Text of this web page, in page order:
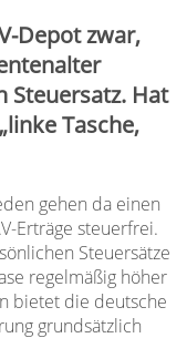
Depot zwar,
Hat
Tasche,
gehen da einen
Erträge steuerfrei.
Steuersätze
regelmäßig höher
bietet die deutsche
grundsätzlich